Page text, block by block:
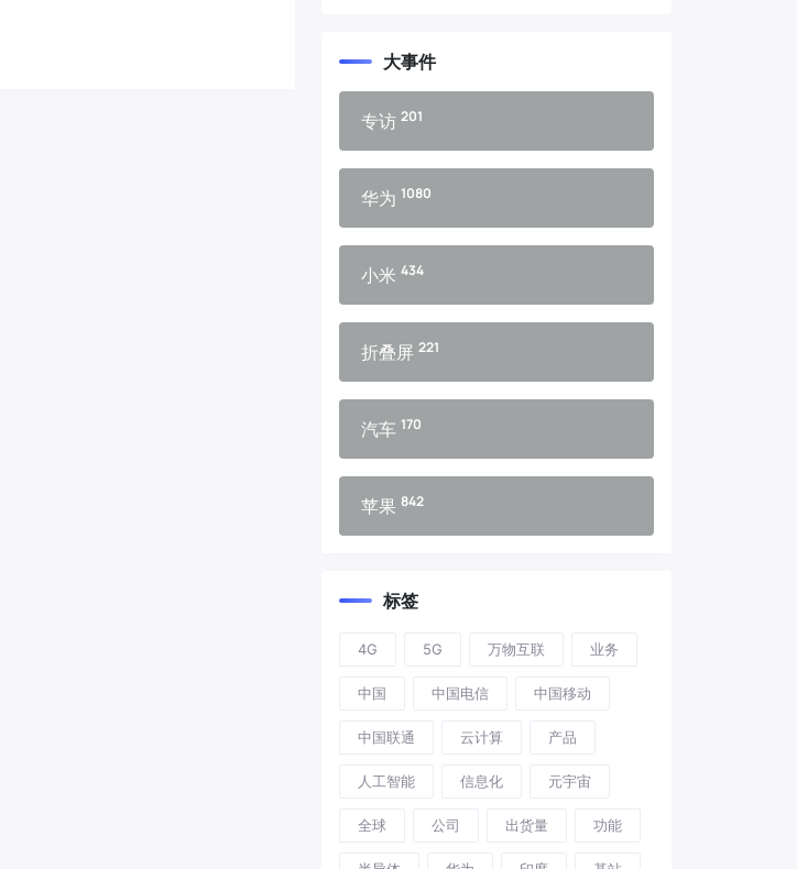
大事件
专访 201
华为 1080
小米 434
折叠屏 221
汽车 170
苹果 842
标签
4G 5G 万物互联 业务
中国 中国电信 中国移动
中国联通 云计算 产品
人工智能 信息化 元宇宙
全球 公司 出货量 功能